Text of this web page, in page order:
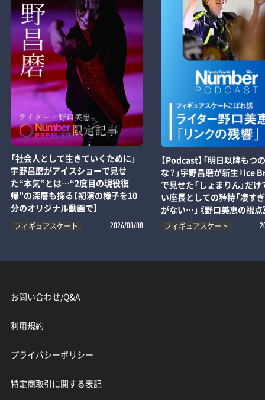
「社会人として生きていくために」
宇野昌磨がアイスショーで見せ
た“本気”とは…“2度目の現役復
帰”の深層も探る【初演の様子を10
分のオリジナル動画で】
フィギュアスケート 2026/08/08
【Podcast】「明日以降もつ
な？」宇野昌磨が新生『Ice
で見せた「しょまりん」だ
い座長としての矜持「凄す
がない…」《野口美恵の視点
フィギュアスケート
お問い合わせ/Q&A
利用規約
プライバシーポリシー
特定商取引に関する表記